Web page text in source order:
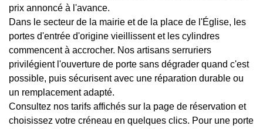
prix annoncé à l'avance.
Dans le secteur de la mairie et de la place de l'Église, les
portes d'entrée d'origine vieillissent et les cylindres
commencent à accrocher. Nos artisans serruriers
privilégient l'ouverture de porte sans dégrader quand c'est
possible, puis sécurisent avec une réparation durable ou
un remplacement adapté.
Consultez nos tarifs affichés sur la page de réservation et
choisissez votre créneau en quelques clics. Pour une porte